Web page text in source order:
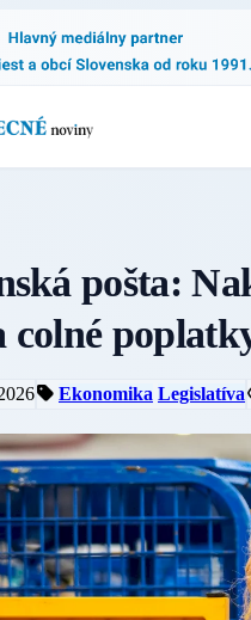
pošta:
colné
Ekonomika Legislatíva